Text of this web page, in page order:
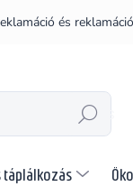
és
KERESÉS
táplálkozás